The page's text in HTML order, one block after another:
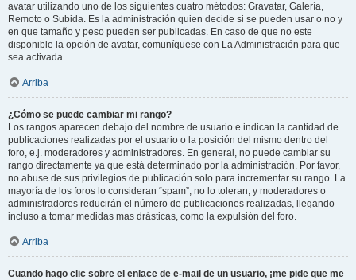
avatar utilizando uno de los siguientes cuatro métodos: Gravatar, Galería,
Remoto o Subida. Es la administración quien decide si se pueden usar o no y
en que tamaño y peso pueden ser publicadas. En caso de que no este
disponible la opción de avatar, comuníquese con La Administración para que
sea activada.
Arriba
¿Cómo se puede cambiar mi rango?
Los rangos aparecen debajo del nombre de usuario e indican la cantidad de
publicaciones realizadas por el usuario o la posición del mismo dentro del
foro, e.j. moderadores y administradores. En general, no puede cambiar su
rango directamente ya que está determinado por la administración. Por favor,
no abuse de sus privilegios de publicación solo para incrementar su rango. La
mayoría de los foros lo consideran “spam”, no lo toleran, y moderadores o
administradores reducirán el número de publicaciones realizadas, llegando
incluso a tomar medidas mas drásticas, como la expulsión del foro.
Arriba
Cuando hago clic sobre el enlace de e-mail de un usuario, ¡me pide que me